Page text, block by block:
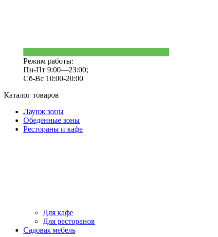
Режим работы:
Пн-Пт 9:00—23:00;
Сб-Вс 10:00-20:00
Каталог товаров
Лаунж зоны
Обеденные зоны
Рестораны и кафе
Для кафе
Для ресторанов
Садовая мебель